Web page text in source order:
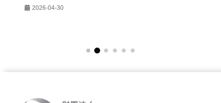
2026-04-30